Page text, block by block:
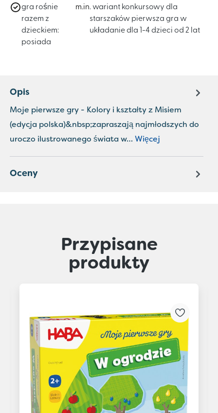
gra rośnie
razem z
dzieckiem:
posiada
m.in. wariant konkursowy dla
starszaków pierwsza gra w
układanie dla 1-4 dzieci od 2 lat
Opis
Moje pierwsze gry - Kolory i kształty z Misiem
(edycja polska)&nbsp;zapraszają najmłodszych do
uroczo ilustrowanego świata w… Więcej
Oceny
Przypisane
produkty